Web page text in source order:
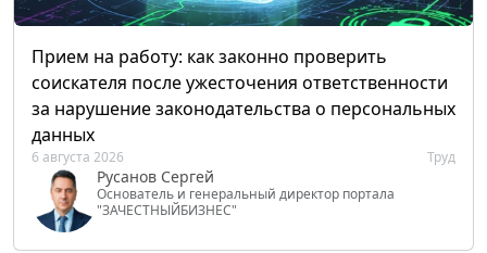
Прием на работу: как законно проверить
соискателя после ужесточения ответственности
за нарушение законодательства о персональных
данных
6 августа 2026 Труд
Русанов Сергей
Основатель и генеральный директор портала
"ЗАЧЕСТНЫЙБИЗНЕС"